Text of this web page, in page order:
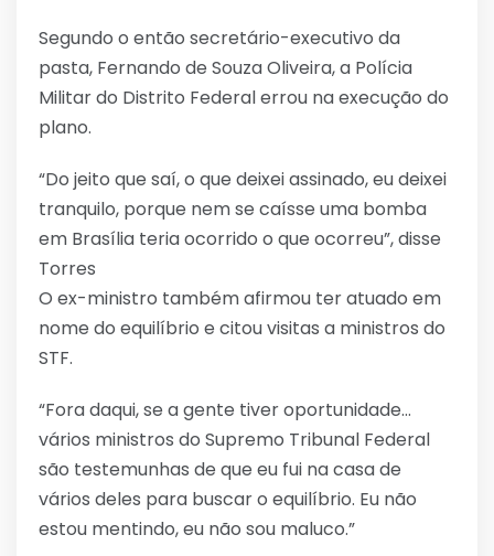
Segundo o então secretário-executivo da
pasta, Fernando de Souza Oliveira, a Polícia
Militar do Distrito Federal errou na execução do
plano.
“Do jeito que saí, o que deixei assinado, eu deixei
tranquilo, porque nem se caísse uma bomba
em Brasília teria ocorrido o que ocorreu”, disse
Torres
O ex-ministro também afirmou ter atuado em
nome do equilíbrio e citou visitas a ministros do
STF.
“Fora daqui, se a gente tiver oportunidade…
vários ministros do Supremo Tribunal Federal
são testemunhas de que eu fui na casa de
vários deles para buscar o equilíbrio. Eu não
estou mentindo, eu não sou maluco.”